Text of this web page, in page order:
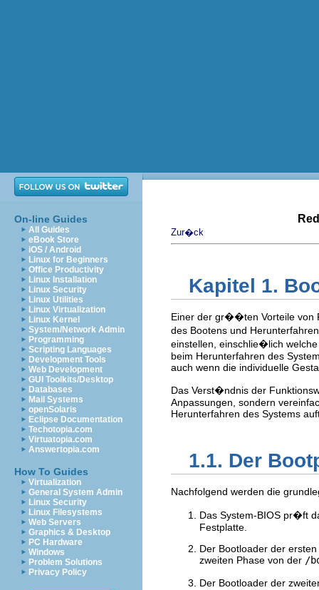
On-line Guides
All Guides
eBook Store
iOS / Android
Linux for Beginners
Office Productivity
Linux Installation
Linux Security
Linux Utilities
Linux Virtualization
Linux Kernel
System/Network Admin
Programming
Scripting Languages
Development Tools
Web Development
GUI Toolkits/Desktop
Databases
Mail Systems
openSolaris
Eclipse Documentation
Techotopia.com
Virtuatopia.com
Answertopia.com
How To Guides
Virtualization
General System Admin
Linux Security
Linux Filesystems
Web Servers
Graphics & Desktop
PC Hardware
Windows
Problem Solutions
Privacy Policy
Zur�ck
Kapitel 1.
Einer der gr��ten Vorteile von
des Bootens und
einstellen, einschlie�lich
beim Herunterfahren des
auch wenn die individuelle
Das Verst�ndnis der
Anpassungen, sondern
Herunterfahren des Systems
1.1. Der
Nachfolgend werden die
Das System-BIOS pr�ft
Festplatte.
Der Bootloader der
zweiten Phase von der /
Der Bootloader der